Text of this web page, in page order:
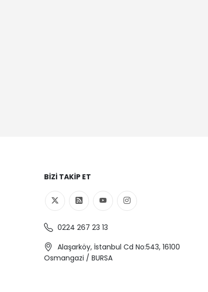
BIZI TAKIP ET
0224 267 23 13
Alaşarköy, İstanbul Cd No:543, 16100
Osmangazi / BURSA